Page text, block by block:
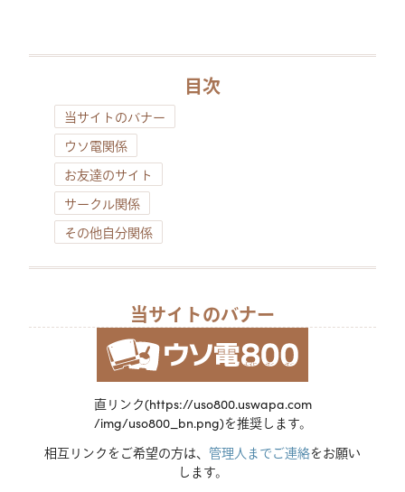
目次
当サイトのバナー
ウソ電関係
お友達のサイト
サークル関係
その他自分関係
当サイトのバナー
直リンク(https://uso800.uswapa.com
/img/uso800_bn.png)を推奨します。
相互リンクをご希望の方は、 管理人までご連絡をお願い
します。